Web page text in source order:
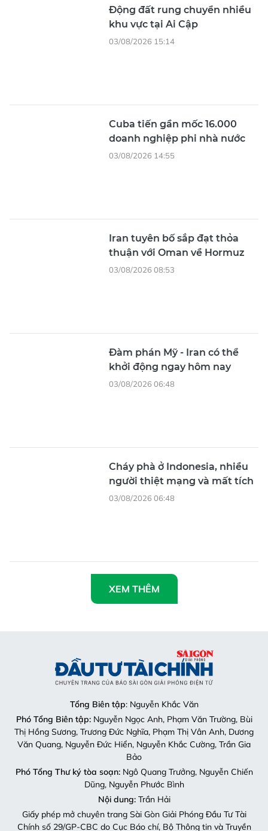
Động đất rung chuyển nhiều
khu vực tại Ai Cập
03/08/2026 15:14
Cuba tiến gần mốc 16.000
doanh nghiệp phi nhà nước
03/08/2026 14:55
Iran tuyên bố sắp đạt thỏa
thuận với Oman về Hormuz
03/08/2026 08:53
Đàm phán Mỹ - Iran có thể
khởi động ngay hôm nay
03/08/2026 06:48
Cháy phà ở Indonesia, nhiều
người thiệt mạng và mất tích
03/08/2026 06:48
XEM THÊM
Tổng Biên tập: Nguyễn Khắc Văn
Phó Tổng Biên tập:Nguyễn Ngọc Anh, Phạm Văn Trường, Bùi
Thị Hồng Sương, Trương Đức Nghĩa, Phạm Thị Vân Anh, Dương
Văn Quang, Nguyễn Đức Hiển, Nguyễn Khắc Cường, Trần Gia
Bảo
Phó Tổng Thư ký tòa soạn:Ngô Quang Trưởng, Nguyễn Chiến
Dũng, Nguyễn Phước Bình
Nội dung:Trần Hải
Giấy phép mở chuyên trang Sài Gòn Giải Phóng Đầu Tư Tài
Chính số 29/GP-CBC do Cục Báo chí, Bộ Thông tin và Truyền